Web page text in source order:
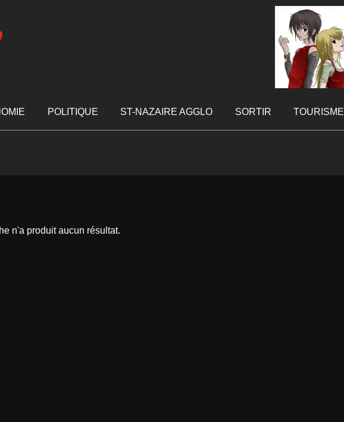
POLITIQUE ST-NAZAIRE AGGLO SORTIR TOURISME
n'a produit aucun résultat.